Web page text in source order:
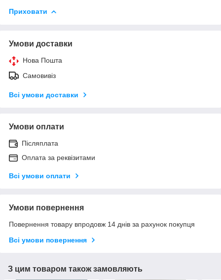
Приховати
Умови доставки
Нова Пошта
Самовивіз
Всі умови доставки
Умови оплати
Післяплата
Оплата за реквізитами
Всі умови оплати
Умови повернення
Повернення товару впродовж 14 днів за рахунок покупця
Всі умови повернення
З цим товаром також замовляють